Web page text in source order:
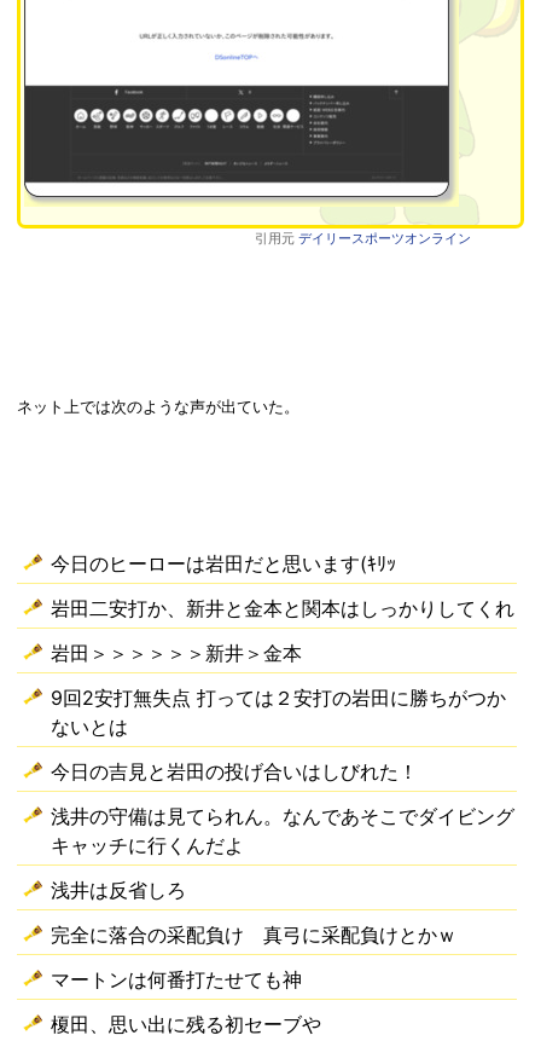
引用元 デイリースポーツオンライン
ネット上では次のような声が出ていた。
今日のヒーローは岩田だと思います(ｷﾘｯ
岩田二安打か、新井と金本と関本はしっかりしてくれ
岩田＞＞＞＞＞＞新井＞金本
9回2安打無失点 打っては２安打の岩田に勝ちがつか
ないとは
今日の吉見と岩田の投げ合いはしびれた！
浅井の守備は見てられん。なんであそこでダイビング
キャッチに行くんだよ
浅井は反省しろ
完全に落合の采配負け 真弓に采配負けとかｗ
マートンは何番打たせても神
榎田、思い出に残る初セーブや